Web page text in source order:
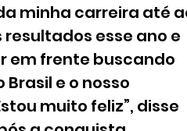
minha carreira até
esse ano e
em frente buscando
e o nosso
muito feliz”, disse